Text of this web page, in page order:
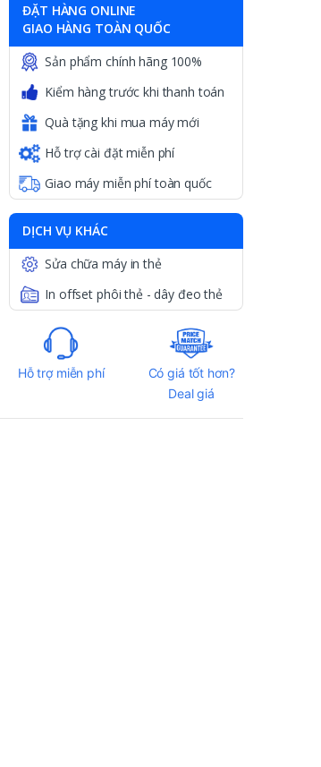
ĐẶT HÀNG ONLINE
GIAO HÀNG TOÀN QUỐC
Sản phẩm chính hãng 100%
Kiểm hàng trước khi thanh toán
Quà tặng khi mua máy mới
Hỗ trợ cài đặt miễn phí
Giao máy miễn phí toàn quốc
DỊCH VỤ KHÁC
Sửa chữa máy in thẻ
In offset phôi thẻ - dây đeo thẻ
Hỗ trợ miễn phí
Có giá tốt hơn?
Deal giá